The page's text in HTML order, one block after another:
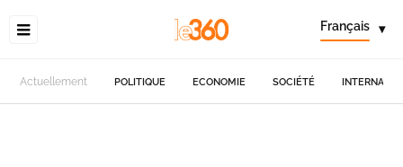
Français ▾
Actuellement POLITIQUE ECONOMIE SOCIÉTÉ